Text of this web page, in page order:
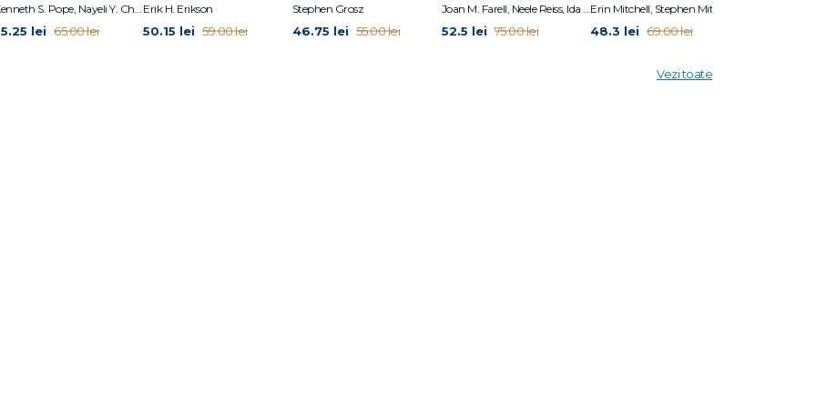
lei 65.00 lei
Erik H. Erikson
50.15 lei 59.00 lei
Stephen Grosz
46.75 lei 55.00 lei 52.5 lei 75.00 lei
Erin Mitchell, Stephen Mitchell
48.3 lei 69.00 lei
Vezi toate